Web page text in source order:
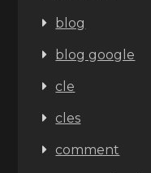
blog
blog google
cle
cles
comment